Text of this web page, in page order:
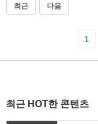
최근 다음
1
최근 HOT한 콘텐츠